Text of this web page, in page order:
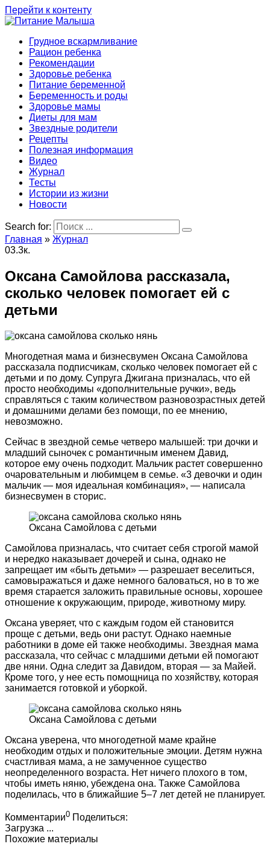
Перейти к контенту
Грудное вскармливание
Рацион ребенка
Рекомендации
Здоровье ребенка
Питание беременной
Беременность и роды
Здоровье мамы
Диеты для мам
Звездные родители
Рецепты
Полезная информация
Видео
Журнал
Тесты
Истории из жизни
Новости
Search for:
Главная » Журнал
03.3к.
Оксана Самойлова рассказала,
сколько человек помогает ей с
детьми
Многодетная мама и бизнесвумен Оксана Самойлова
рассказала подписчикам, сколько человек помогает ей с
детьми и по дому. Супруга Джигана призналась, что ей
просто необходимы «дополнительные ручки», ведь
справляться с таким количеством разновозрастных детей
и домашними делами без помощи, по ее мнению,
невозможно.
Сейчас в звездной семье четверо малышей: три дочки и
младший сыночек с романтичным именем Давид,
которое ему очень подходит. Мальчик растет совершенно
очаровательным и любимцем в семье. «3 девочки и один
мальчик — моя идеальная комбинация», — написала
бизнесвумен в сторис.
Оксана Самойлова с детьми
Самойлова призналась, что считает себя строгой мамой
и нередко наказывает дочерей и сына, однако не
запрещает им «быть детьми» — разрешает веселиться,
самовыражаться и даже немного баловаться, но в то же
время старается заложить правильные основы, хорошее
отношение к окружающим, природе, животному миру.
Оксана уверяет, что с каждым годом ей становится
проще с детьми, ведь они растут. Однако наемные
работники в доме ей также необходимы. Звездная мама
рассказала, что сейчас с младшими детьми ей помогают
две няни. Одна следит за Давидом, вторая — за Майей.
Кроме того, у нее есть помощница по хозяйству, которая
занимается готовкой и уборкой.
Оксана Самойлова с детьми
Оксана уверена, что многодетной маме крайне
необходим отдых и положительные эмоции. Детям нужна
счастливая мама, а не замученное существо
неопределенного возраста. Нет ничего плохого в том,
чтобы иметь няню, убеждена она. Также Самойлова
поделилась, что в ближайшие 5–7 лет детей не планирует.
Комментарии0 Поделиться:
Загрузка ...
Похожие материалы